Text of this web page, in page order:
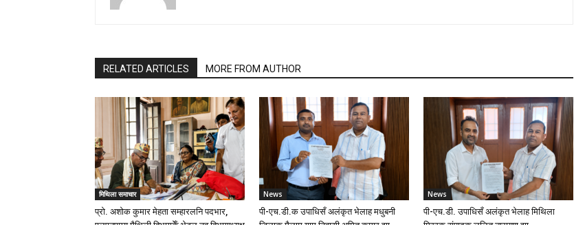
RELATED ARTICLES MORE FROM AUTHOR
मिथिला समाचार
प्रो. अशोक कुमार मेहता सम्हारलनि पदभार,
News
पी-एच.डी.क उपाधिसँ अलंकृत भेलाह मधुबनी
News
पी-एच.डी. उपाधिसँ अलंकृत भेलाह मिथिला